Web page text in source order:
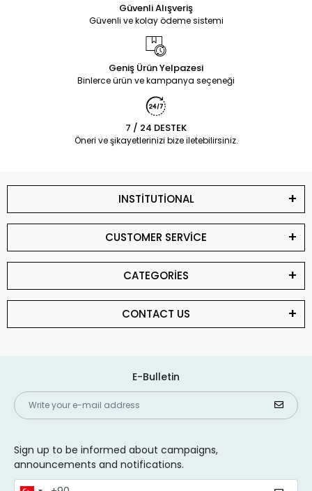
Güvenli Alışveriş
Güvenli ve kolay ödeme sistemi
Geniş Ürün Yelpazesi
Binlerce ürün ve kampanya seçeneği
7 / 24 DESTEK
Öneri ve şikayetlerinizi bize iletebilirsiniz.
INSTİTUTİONAL
CUSTOMER SERVİCE
CATEGORİES
CONTACT US
E-Bulletin
Sign up to be informed about campaigns,
announcements and notifications.